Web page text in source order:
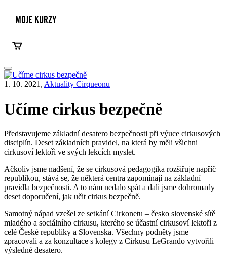
1. 10. 2021, Aktuality Cirqueonu
Učíme cirkus bezpečně
Představujeme základní desatero bezpečnosti při výuce cirkusových
disciplín. Deset základních pravidel, na která by měli všichni
cirkusoví lektoři ve svých lekcích myslet.
Ačkoliv jsme nadšení, že se cirkusová pedagogika rozšiřuje napříč
republikou, stává se, že některá centra zapomínají na základní
pravidla bezpečnosti. A to nám nedalo spát a dali jsme dohromady
deset doporučení, jak učit cirkus bezpečně.
Samotný nápad vzešel ze setkání Cirkonetu – česko slovenské sítě
mladého a sociálního cirkusu, kterého se účastní cirkusoví lektoři z
celé České republiky a Slovenska. Všechny podněty jsme
zpracovali a za konzultace s kolegy z Cirkusu LeGrando vytvořili
výsledné desatero.